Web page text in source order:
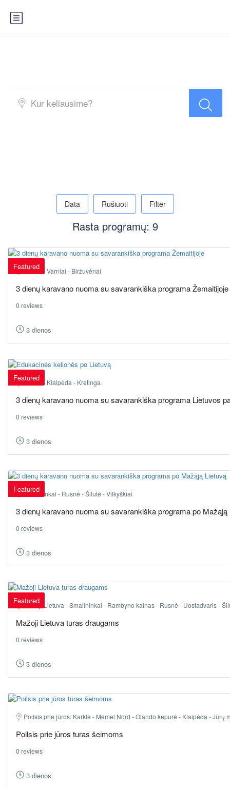
Data Rūšiuoti Filter
Rasta programų: 9
Featured
Telšiai - Varniai - Biržuvėnai
3 dienų karavano nuoma su savarankiška programa Žemaitijoje
0 reviews
3 dienos
Featured
Karklė - Klaipėda - Kretinga
3 dienų karavano nuoma su savarankiška programa Lietuvos
0 reviews
3 dienos
Featured
Smalininkai - Rusnė - Šilutė - Vilkyškiai
3 dienų karavano nuoma su savarankiška programa po Mažąją
0 reviews
3 dienos
Featured
Mažoji Lietuva - Smalininkai - Rambyno kalnas - Rusnė - Uostadvaris -
Mažoji Lietuva turas draugams
0 reviews
3 dienos
Poilsis prie jūros: Karklė - Memel Nord - Olando kepurė - Klaipėda - Jūrų
Poilsis prie jūros turas šeimoms
0 reviews
3 dienos